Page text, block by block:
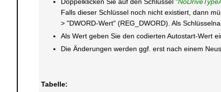
Falls dieser Schlüssel noch nicht existiert, dann
> "DWORD-Wert" (REG_DWORD). Als
Als Wert geben Sie den codierten Autostart-Wert
Die Änderungen werden ggf. erst nach einem
Tabelle: